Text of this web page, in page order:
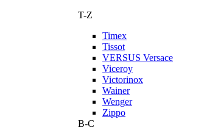
T-Z
Timex
Tissot
VERSUS Versace
Viceroy
Victorinox
Wainer
Wenger
Zippo
В-С